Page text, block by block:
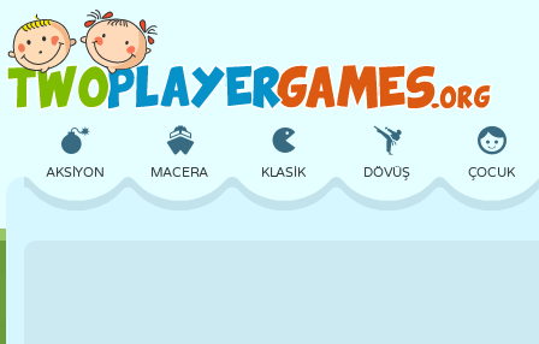
AKSIYON MACERA KLASIK DÖVÜŞ ÇOCUK